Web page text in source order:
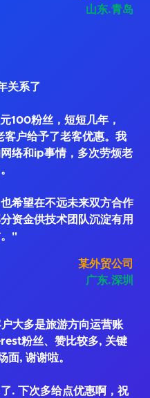
山东.青岛
关系了
100粉丝，短短几年，
客户给予了老客优惠。我
络和ip事情，多次劳烦老
希望在不远未来双方合作
资金供技术团队沉淀有用
。"
某外贸公司
广东.深圳
大多是旅游方向运营账
粉丝、赞比较多, 关键
面, 谢谢啦。
. 下次多给点优惠啊，祝